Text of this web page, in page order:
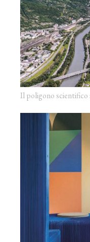
Il poligono scientifico